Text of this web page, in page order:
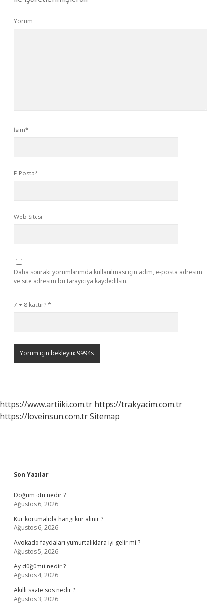
Yorum
İsim*
E-Posta*
Web Sitesi
Daha sonraki yorumlarımda kullanılması için adım, e-posta adresim
ve site adresim bu tarayıcıya kaydedilsin.
7 + 8 kaçtır?*
https://www.artiiki.com.tr https://trakyacim.com.tr
https://loveinsun.com.trSitemap
Sidebar
Son Yazılar
Doğum otu nedir ?
Ağustos 6, 2026
Kur korumalıda hangi kur alınır ?
Ağustos 6, 2026
Avokado faydaları yumurtalıklara iyi gelir mi ?
Ağustos 5, 2026
Ay düğümü nedir ?
Ağustos 4, 2026
Akıllı saate sos nedir ?
Ağustos 3, 2026